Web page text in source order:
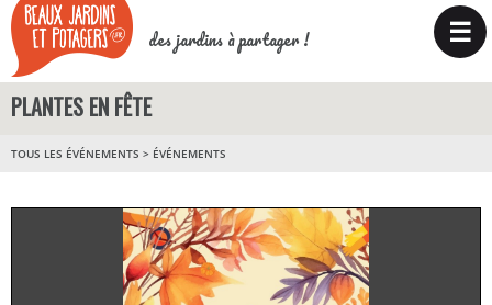
des jardins à partager ! ☰
PLANTES EN FÊTE
TOUS LES ÉVÉNEMENTS > ÉVÉNEMENTS